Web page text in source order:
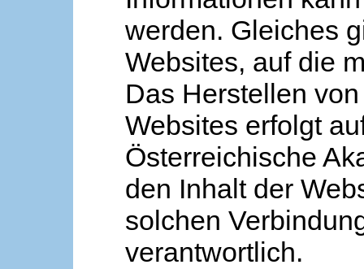
werden. Gleiches
Websites, auf die
Das Herstellen
Websites erfolgt
Österreichische
den Inhalt der
solchen
verantwortlich.